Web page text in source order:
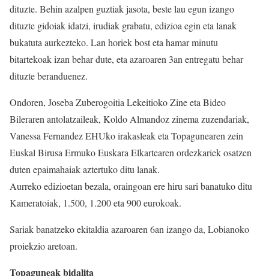
dituzte. Behin azalpen guztiak jasota, beste lau egun izango
dituzte gidoiak idatzi, irudiak grabatu, edizioa egin eta lanak
bukatuta aurkezteko. Lan horiek bost eta hamar minutu
bitartekoak izan behar dute, eta azaroaren 3an entregatu behar
dituzte beranduenez.
Ondoren, Joseba Zuberogoitia Lekeitioko Zine eta Bideo
Bileraren antolatzaileak, Koldo Almandoz zinema zuzendariak,
Vanessa Fernandez EHUko irakasleak eta Topagunearen zein
Euskal Birusa Ermuko Euskara Elkartearen ordezkariek osatzen
duten epaimahaiak aztertuko ditu lanak.
Aurreko edizioetan bezala, oraingoan ere hiru sari banatuko ditu
Kameratoiak, 1.500, 1.200 eta 900 eurokoak.
Sariak banatzeko ekitaldia azaroaren 6an izango da, Lobianoko
proiekzio aretoan.
Topaguneak bidalita